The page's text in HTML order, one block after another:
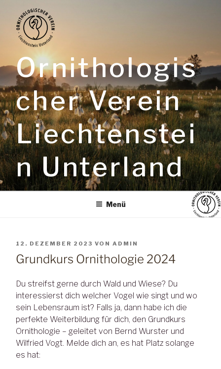
Inhalt
springen
Ornithologis
cher Verein
Liechtenstei
n Unterland
Menü
VERÖFFENTLICHT
AM
12. DEZEMBER 2023 VON ADMIN
Grundkurs Ornithologie 2024
Du streifst gerne durch Wald und Wiese? Du
interessierst dich welcher Vogel wie singt und wo
sein Lebensraum ist? Falls ja, dann habe ich die
perfekte Weiterbildung für dich, den Grundkurs
Ornithologie – geleitet von Bernd Wurster und
Wilfried Vogt. Melde dich an, es hat Platz solange
es hat: